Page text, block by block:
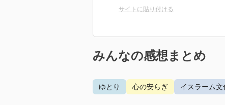
サイトに貼り付ける
みんなの感想まとめ
ゆとり 心の安らぎ イスラーム文